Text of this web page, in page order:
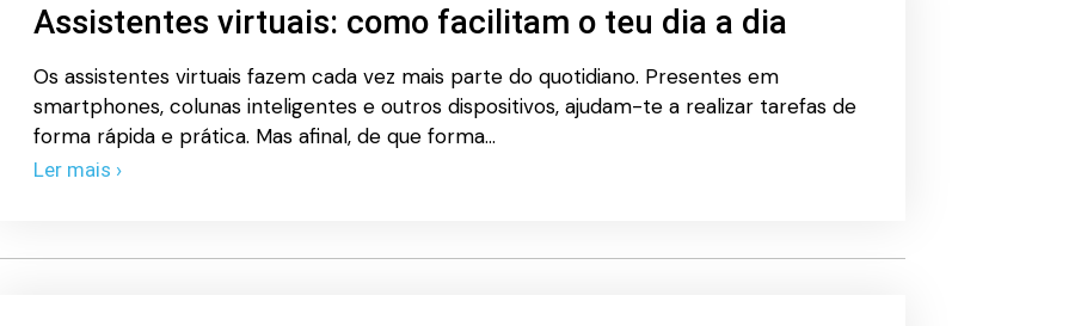
Assistentes virtuais: como facilitam o teu dia a dia
Os assistentes virtuais fazem cada vez mais parte do quotidiano. Presentes em
smartphones, colunas inteligentes e outros dispositivos, ajudam-te a realizar tarefas de
forma rápida e prática. Mas afinal, de que forma…
Ler mais ›